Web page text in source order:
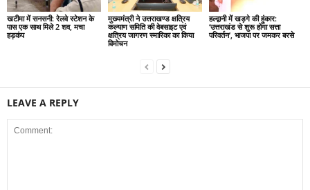
खटीमा में सनसनी: रेलवे स्टेशन के
पास एक साथ मिले 2 शव, मचा
हड़कंप
मुख्यमंत्री ने उत्तराखण्ड क्षत्रिय
कल्याण समिति की वेबसाइट एवं
क्षत्रिय जागरण स्मारिका का किया
विमोचन
हल्द्वानी में खड़गे की हुंकार:
‘उत्तराखंड से शुरू होगा सत्ता
परिवर्तन’, भाजपा पर जमकर बरसे
LEAVE A REPLY